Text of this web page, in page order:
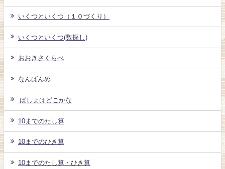
いくつといくつ（１０づくり）
いくつといくつ(数探し)
おおきさくらべ
なんばんめ
ばしょはどこかな
10までのたし算
10までのひき算
10までのたし算・ひき算